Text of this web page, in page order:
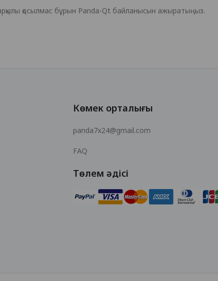
қосылмас бұрын Panda-Qt байланысын ажыратыңыз.
Көмек орталығы
panda7x24@gmail.com
FAQ
Төлем әдісі